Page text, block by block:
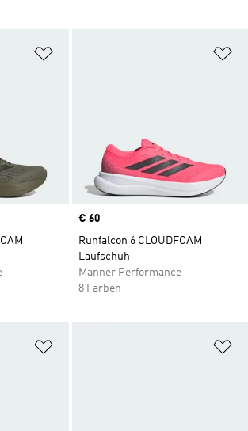
Price
€ 60
Runfalcon 6 CLOUDFOAM
Laufschuh
Männer Performance
8 Farben